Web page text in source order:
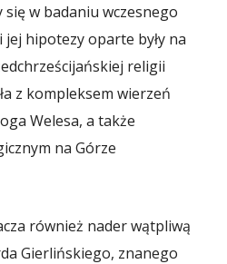
w badaniu wczesnego
hipotezy oparte były na
religii
z kompleksem wierzeń
Welesa, a także
na Górze
również nader wątpliwą
Gierlińskiego, znanego